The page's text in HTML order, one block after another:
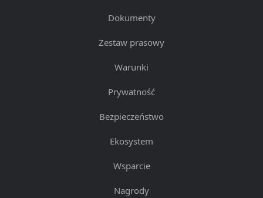
Dokumenty
Zestaw prasowy
Warunki
Prywatność
Bezpieczeństwo
Ekosystem
Wsparcie
Nagrody